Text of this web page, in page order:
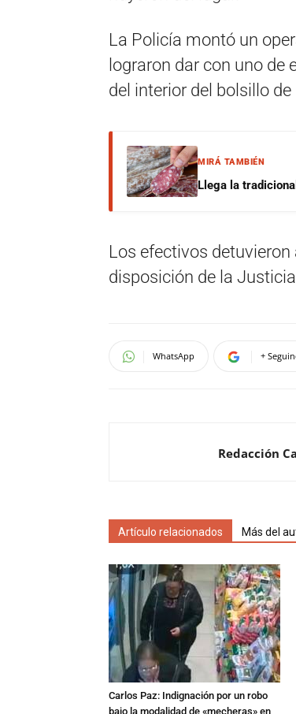
La Policía montó un
lograron dar con uno de
del interior del bolsillo
MIRÁ TAMBIÉN
Llega la
Los efectivos
disposición de la
WhatsApp +
Redacción
Artículo relacionados Más del
Carlos Paz: Indignación por un robo
bajo la modalidad de «mecheras» en